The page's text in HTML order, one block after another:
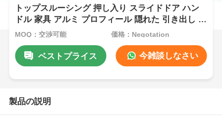
トップスルーシング 押し入り スライドドア ハン
ドル 家具 アルミ プロフィール 隠れた 引き出し 衣
装 キャビネット 押し入り ハンドル
MOQ：交渉可能 価格：Negotation
ベストプライス 今雑談しなさい
製品の説明